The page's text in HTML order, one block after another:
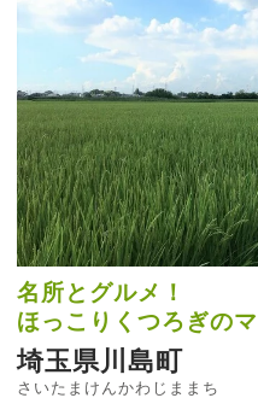
名所とグルメ！
ほっこりくつろぎの
埼玉県川島町
さいたまけんかわじままち